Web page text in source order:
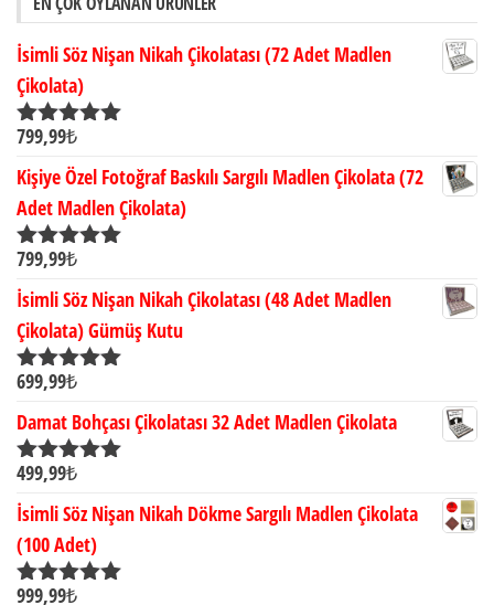
İsimli Söz Nişan Nikah Çikolatası (72 Adet Madlen
Çikolata)
5 üzerinden
799,99₺
Kişiye Özel Fotoğraf Baskılı Sargılı Madlen Çikolata (72
Adet Madlen Çikolata)
5 üzerinden
799,99₺
İsimli Söz Nişan Nikah Çikolatası (48 Adet Madlen
Çikolata) Gümüş Kutu
5 üzerinden
699,99₺
Damat Bohçası Çikolatası 32 Adet Madlen Çikolata
5 üzerinden
499,99₺
İsimli Söz Nişan Nikah Dökme Sargılı Madlen Çikolata
(100 Adet)
5 üzerinden
999,99₺